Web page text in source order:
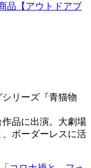
品【アウトドアブ
リーズ『青猫物
品に出演。大劇場
ボーダーレスに活